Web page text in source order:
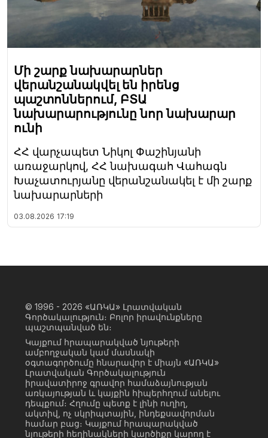
Մի շարք նախարարներ
վերանշանակվել են իրենց
պաշտոններում, ԲՏԱ
նախարարությունը նոր նախարար
ունի
ՀՀ վարչապետ Նիկոլ Փաշինյանի
առաջարկով, ՀՀ նախագահ Վահագն
Խաչատուրյանը վերանշանակել է մի շարք
նախարարների
03.08.2026 17:19
© 1996 - 2026 «ԱՌԿԱ» Լրատվական
Գործակալություն։ Բոլոր իրավունքները
պաշտպանված են։
Կայքում հրապարակված նյութերի
ամբողջական կամ մասնակի
օգտագործումը հնարավոր է միայն «ԱՌԿԱ»
Լրատվական Գործակալություն
իրավատիրոջ գրավոր համաձայնության
առկայության և կայքին հիպերհղում անելու
դեպքում։ Հղումը պետք է լինի ուղիղ,
ակտիվ, ոչ սկրիպտային, ինդեքսավորման
համար բաց։ Կայքում հրապարակված
նյութերի հեղինակների կարծիքը կարող է